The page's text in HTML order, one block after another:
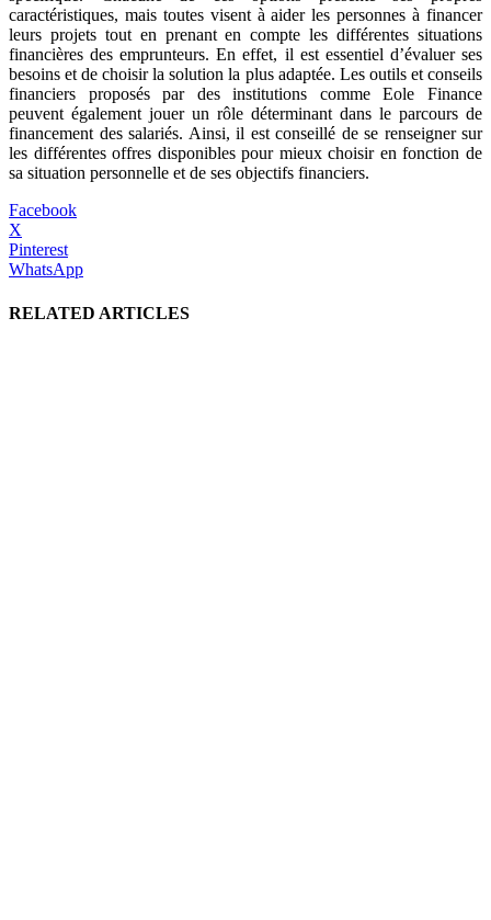
caractéristiques, mais toutes visent à aider les personnes à financer
leurs projets tout en prenant en compte les différentes situations
financières des emprunteurs. En effet, il est essentiel d’évaluer ses
besoins et de choisir la solution la plus adaptée. Les outils et conseils
financiers proposés par des institutions comme Eole Finance
peuvent également jouer un rôle déterminant dans le parcours de
financement des salariés. Ainsi, il est conseillé de se renseigner sur
les différentes offres disponibles pour mieux choisir en fonction de
sa situation personnelle et de ses objectifs financiers.
Facebook
X
Pinterest
WhatsApp
RELATED ARTICLES